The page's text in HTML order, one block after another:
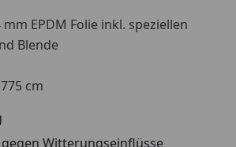
EPDM Folie inkl. speziellen
Blende
cm
gegen Witterungseinflüsse